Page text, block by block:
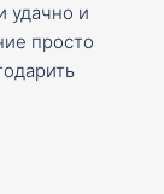
удачно и
просто